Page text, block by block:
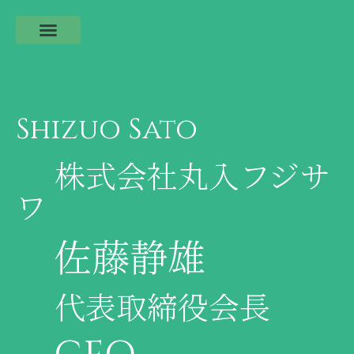
Shizuo Sato
株式会社丸入フジサ
ワ
佐藤静雄
代表取締役会長